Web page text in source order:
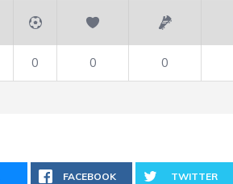
0 0 0
FACEBOOK TWITTER